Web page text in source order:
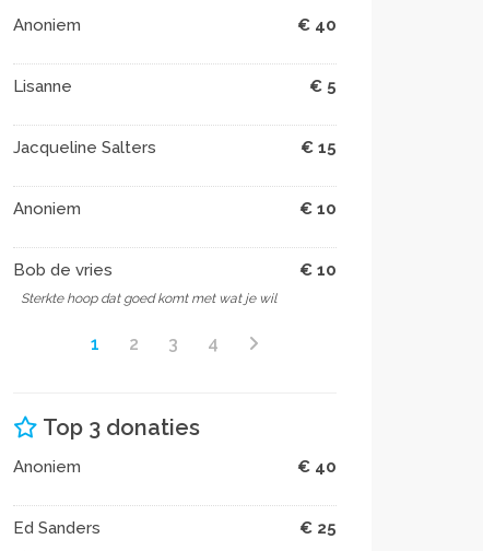
Anoniem € 40
Lisanne € 5
Jacqueline Salters € 15
Anoniem € 10
Bob de vries € 10
Sterkte hoop dat goed komt met wat je wil
1 2 3 4
Top 3 donaties
Anoniem € 40
Ed Sanders € 25